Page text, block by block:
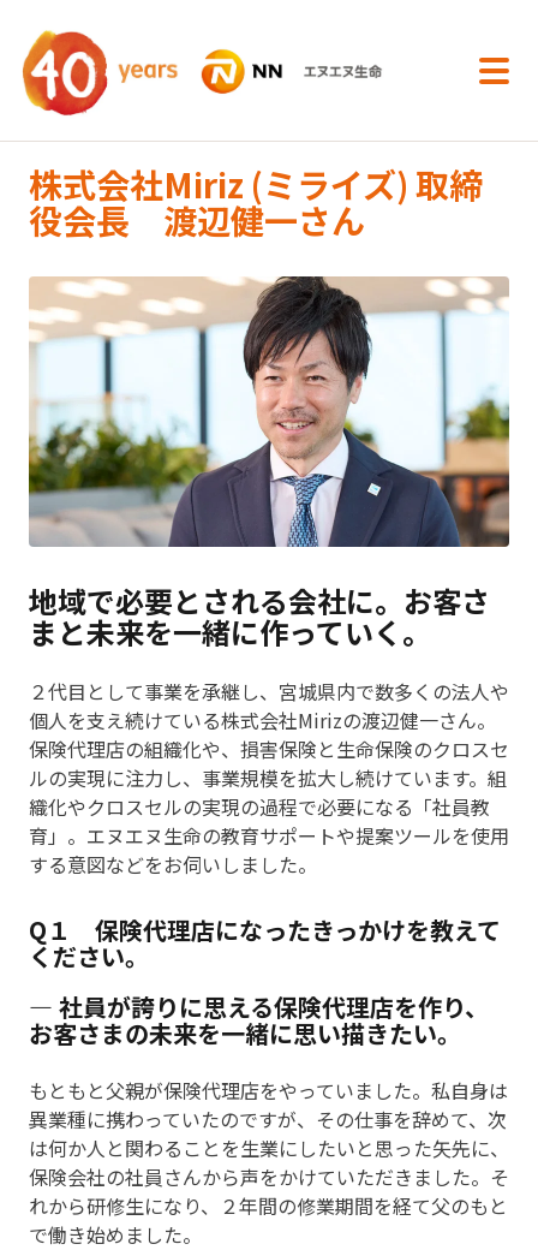
株式会社Miriz (ミライズ) 取締
役会長 渡辺健一さん
地域で必要とされる会社に。お客さ
まと未来を一緒に作っていく。
２代目として事業を承継し、宮城県内で数多くの法人や
個人を支え続けている株式会社Mirizの渡辺健一さん。
保険代理店の組織化や、損害保険と生命保険のクロスセ
ルの実現に注力し、事業規模を拡大し続けています。組
織化やクロスセルの実現の過程で必要になる「社員教
育」。エヌエヌ生命の教育サポートや提案ツールを使用
する意図などをお伺いしました。
Q１ 保険代理店になったきっかけを教えて
ください。
― 社員が誇りに思える保険代理店を作り、
お客さまの未来を一緒に思い描きたい。
もともと父親が保険代理店をやっていました。私自身は
異業種に携わっていたのですが、その仕事を辞めて、次
は何か人と関わることを生業にしたいと思った矢先に、
保険会社の社員さんから声をかけていただきました。そ
れから研修生になり、２年間の修業期間を経て父のもと
で働き始めました。